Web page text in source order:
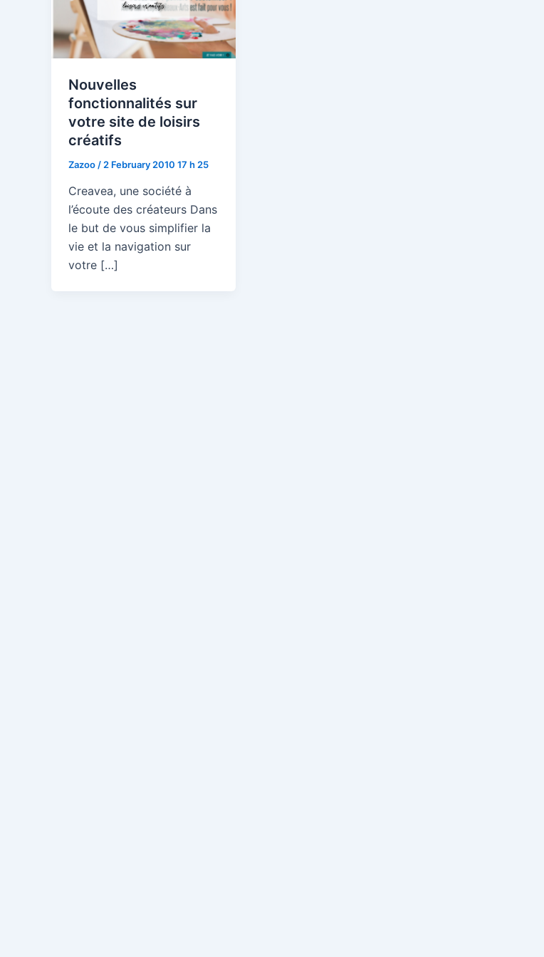
Nouvelles
fonctionnalités sur
votre site de loisirs
créatifs
Zazoo / 2 February 2010 17 h 25
Creavea, une société à
l’écoute des créateurs Dans
le but de vous simplifier la
vie et la navigation sur
votre […]